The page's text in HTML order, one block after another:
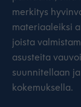
merkitys
materiaaleiksi
joista
asusteita
suunnitellaan
kokemuksella.